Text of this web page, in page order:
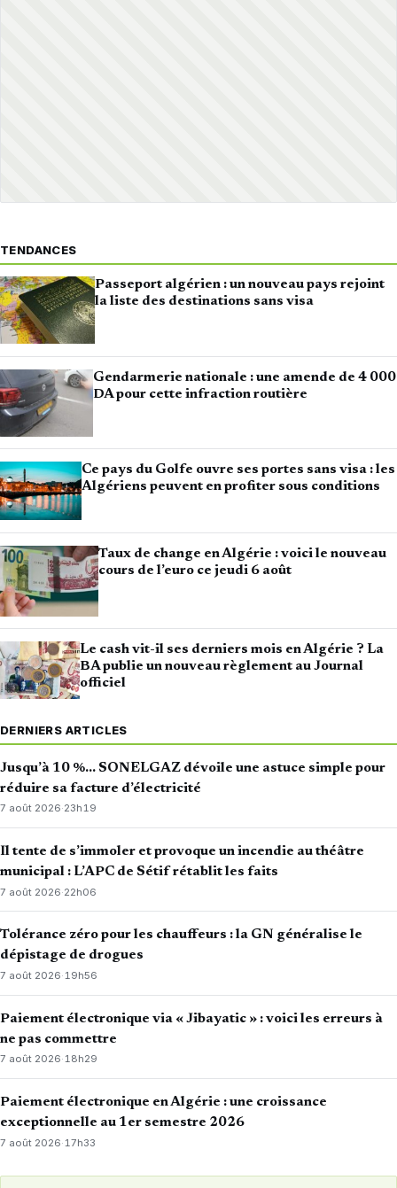
TENDANCES
Passeport algérien : un nouveau pays rejoint
la liste des destinations sans visa
Gendarmerie nationale : une amende de 4 000
DA pour cette infraction routière
Ce pays du Golfe ouvre ses portes sans visa : les
Algériens peuvent en profiter sous conditions
Taux de change en Algérie : voici le nouveau
cours de l’euro ce jeudi 6 août
Le cash vit-il ses derniers mois en Algérie ? La
BA publie un nouveau règlement au Journal
officiel
DERNIERS ARTICLES
Jusqu’à 10 %… SONELGAZ dévoile une astuce simple pour
réduire sa facture d’électricité
7 août 2026·23h19
Il tente de s’immoler et provoque un incendie au théâtre
municipal : L’APC de Sétif rétablit les faits
7 août 2026·22h06
Tolérance zéro pour les chauffeurs : la GN généralise le
dépistage de drogues
7 août 2026·19h56
Paiement électronique via « Jibayatic » : voici les erreurs à
ne pas commettre
7 août 2026·18h29
Paiement électronique en Algérie : une croissance
exceptionnelle au 1er semestre 2026
7 août 2026·17h33